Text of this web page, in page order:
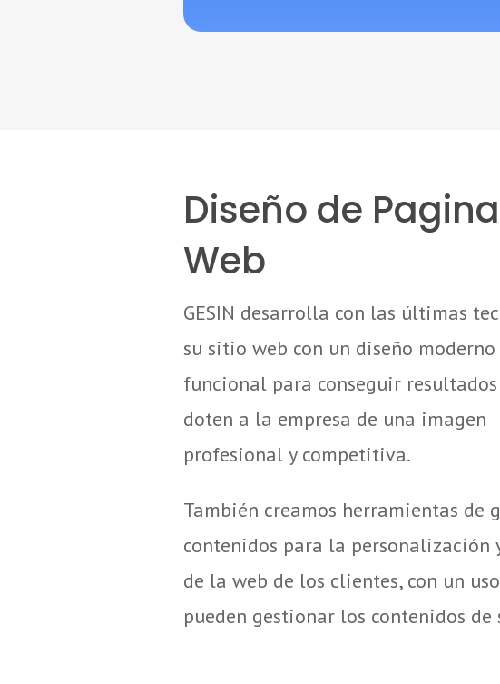
Diseño de
Web
GESIN desarrolla con las últimas
su sitio web con un diseño moderno
funcional para conseguir
doten a la empresa de una imagen
profesional y competitiva.
También creamos herramientas de
contenidos para la personalización
de la web de los clientes, con un
pueden gestionar los contenidos de